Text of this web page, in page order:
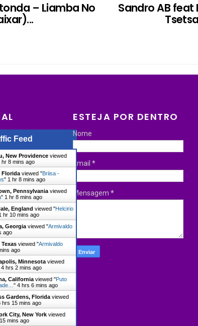
– Liamba No Sandro AB feat
Feed
New Providence viewed
hr 8 mins ago
Florida viewed "Briisa -
" 1 hr 8 mins ago
Pennsylvania viewed
" 1 hr 8 mins ago
England viewed "Helcirio
hr 11 mins ago
Georgia viewed "Armivaldo
ago
Texas viewed "Armivaldo
ago
Minnesota viewed
4 hrs 2 mins ago
California viewed "Puto
" 4 hrs 6 mins ago
Gardens, Florida viewed
hrs 15 mins ago
City, New York viewed
mins ago
ESTEJA POR DENTRO
Nome
Email *
Mensagem *